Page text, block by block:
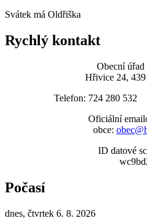
Svátek má Oldřiška
Rychlý kontakt
Obecní
Hřivice 24,
Telefon: 724 280
Oficiální
obce:
ID datové
Počasí
dnes, čtvrtek 6. 8. 2026